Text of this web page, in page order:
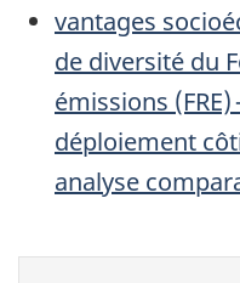
vantages
de diversité du
émissions
déploiement
analyse